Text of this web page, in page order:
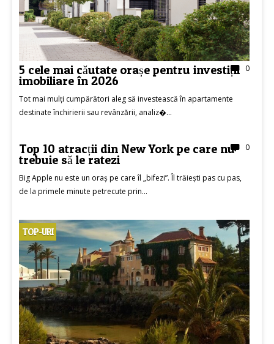
0
5 cele mai căutate orașe pentru investiții
imobiliare în 2026
Tot mai mulți cumpărători aleg să investească în apartamente
destinate închirierii sau revânzării, analiz�...
TOP-URI 0
Top 10 atracții din New York pe care nu
trebuie să le ratezi
Big Apple nu este un oraș pe care îl „bifezi”. Îl trăiești pas cu pas,
de la primele minute petrecute prin...
TOP-URI